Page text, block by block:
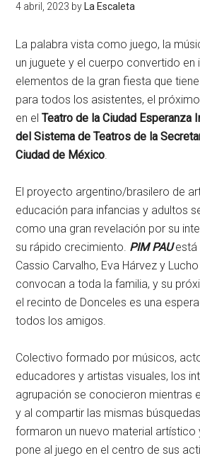
4 abril, 2023 by La Escaleta
La palabra vista como juego, la
un juguete y el cuerpo convertido en
elementos de la gran fiesta que
para todos los asistentes, el
en elTeatro de la Ciudad Esperanza
del Sistema de Teatros de la
Ciudad de México.
El proyecto argentino/brasilero de
educación para infancias y adultos
como una gran revelación por su
su rápido crecimiento. PIM PAUestá
Cassio Carvalho, Eva Hárvez y
convocan a toda la familia, y su
el recinto de Donceles es una
todos los amigos.
Colectivo formado por músicos,
educadores y artistas visuales, los
agrupación se conocieron mientras
y al compartir las mismas
formaron un nuevo material
pone al juego en el centro de sus